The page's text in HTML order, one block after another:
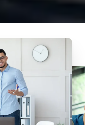
dans le but de
en savoir plus
personnel et
la
politique de